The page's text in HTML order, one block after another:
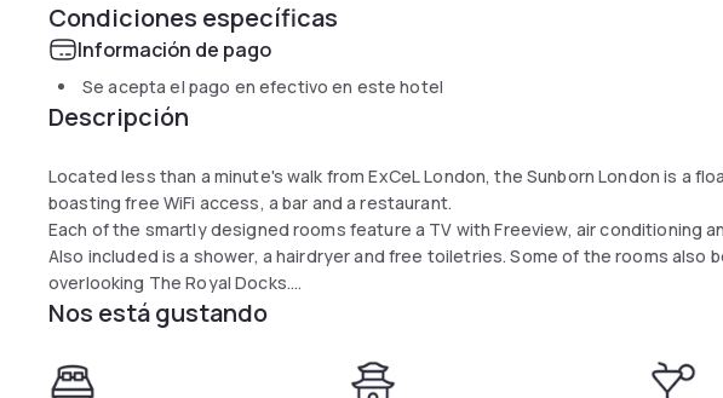
Condiciones específicas
Información de pago
Se acepta el pago en efectivo en este hotel
Descripción
Located less than a minute's walk from ExCeL London, the Sunborn London is a
boasting free WiFi access, a bar and a restaurant.
Each of the smartly designed rooms feature a TV with Freeview, air conditioning
Also included is a shower, a hairdryer and free toiletries. Some of the rooms also
overlooking The Royal Docks.
At Sunborn London there is a 24-hour front desk and a sun deck. Other facilities
include a ticket service, a tour desk. The Symphony Spa offers guests the option
therapeutic experience including massage and body treatments.
Nos está gustando